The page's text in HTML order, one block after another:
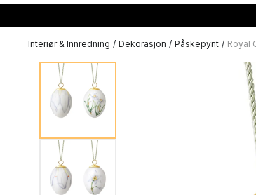
Interiør & Innredning / Dekorasjon / Påskepynt / Royal